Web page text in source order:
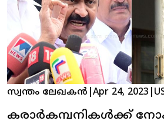
സ്വന്തം ലേഖകൻ Apr 24, 2023
കരാര്‍കമ്പനികള്‍ക്ക്